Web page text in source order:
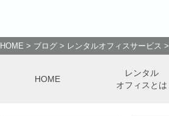
HOME > ブログ > レンタルオフィスサービス >
HOME
レンタル
オフィスとは